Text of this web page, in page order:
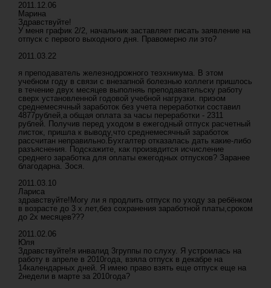
2011.12.06
Марина
Здравствуйте!
У меня график 2/2, начальник заставляет писать заявление на
отпуск с первого выходного дня. Правомерно ли это?
2011.03.22
я преподаватель железнодрожного теэхникума. В этом
учебном году в связи с внезапной болезнью коллеги пришлось
в течение двух месяцев выполняь преподавательску работу
сверх установленной годовой учебной нагрузки. приэом
среднемесячный заработок без учета переработки составил
4877рублей,а общая оплата за часы переработки - 2311
рублей. Получив перед уходом в ежегодный отпуск расчетный
листок, пришла к выводу,что среднемесячный заработок
рассчитан неправильно.Бухгалтер отказалась дать какие-либо
разъяснения. Подскажите, как произвдится исчисление
среднего заработка для оплаты ежегодных отпусков? Заранее
благодарна. Зося.
2011.03.10
Лариса
здравствуйте!Могу ли я продлить отпуск по уходу за ребёнком
в возрасте до 3 х лет,без сохранения заработной платы,сроком
до 2х месяцев???
2011.02.06
Юля
Здравствуйте!я инвалид 3группы по слуху. Я устроилась на
работу в апреле в 2010года, взяла отпуск в декабре на
14календарных дней. Я имею право взять еще отпуск еще на
2недели в марте за 2010года?